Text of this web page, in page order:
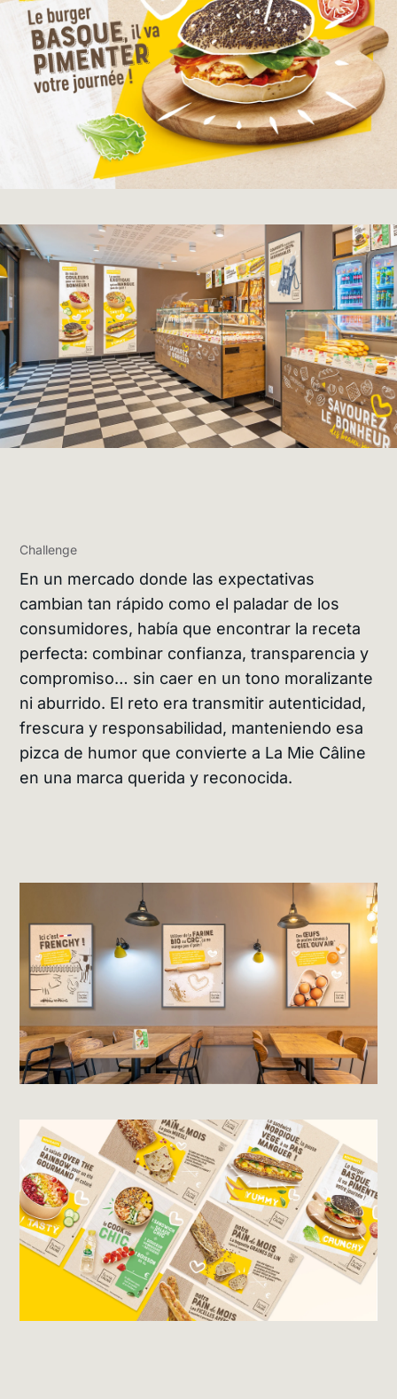
Challenge
En un mercado donde las expectativas
cambian tan rápido como el paladar de los
consumidores, había que encontrar la receta
perfecta: combinar confianza, transparencia y
compromiso… sin caer en un tono moralizante
ni aburrido. El reto era transmitir autenticidad,
frescura y responsabilidad, manteniendo esa
pizca de humor que convierte a La Mie Câline
en una marca querida y reconocida.